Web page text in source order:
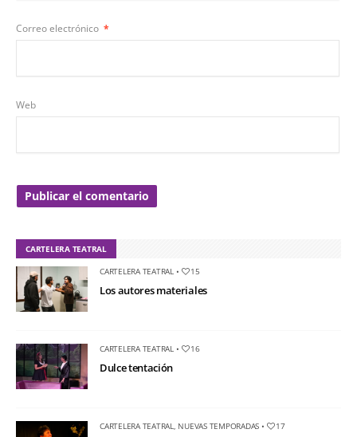
Correo electrónico *
Web
CARTELERA TEATRAL
CARTELERA TEATRAL• 15
Los autores materiales
CARTELERA TEATRAL• 16
Dulce tentación
CARTELERA TEATRAL, NUEVAS TEMPORADAS • 17